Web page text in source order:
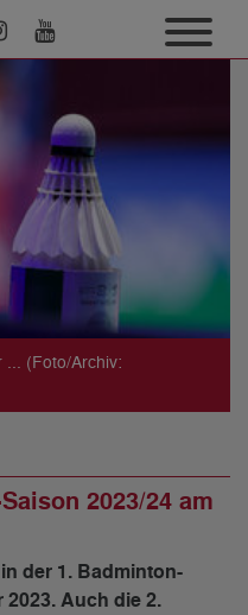
... (Foto/Archiv:
2023/24 am
der 1. Badminton-
Auch die 2.